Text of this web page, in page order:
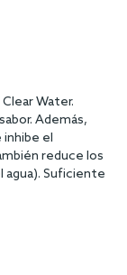
Water.
Además,
el
reduce los
agua). Suficiente